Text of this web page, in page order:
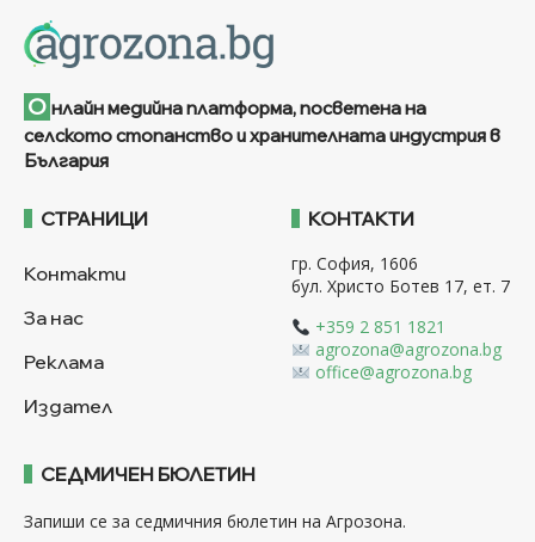
О нлайн медийна платформа, посветена на
селското стопанство и хранителната индустрия в
България
СТРАНИЦИ
Контакти
За нас
Реклама
Издател
КОНТАКТИ
гр. София, 1606
бул. Христо Ботев 17, ет. 7
+359 2 851 1821
agrozona@agrozona.bg
office@agrozona.bg
СЕДМИЧЕН БЮЛЕТИН
Запиши се за седмичния бюлетин на Агрозона.